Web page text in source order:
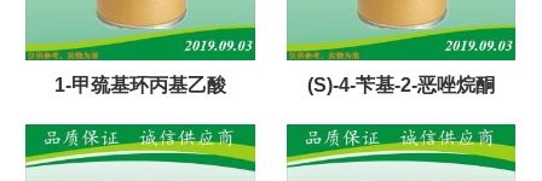
1-甲巯基环丙基乙酸 (S)-4-苄基-2-恶唑烷酮